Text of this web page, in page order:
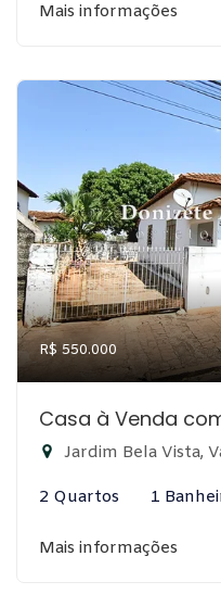
Mais informações
R$ 550.000
Casa à Venda
Jardim Bela Vista,
2 Quartos 1
Mais informações